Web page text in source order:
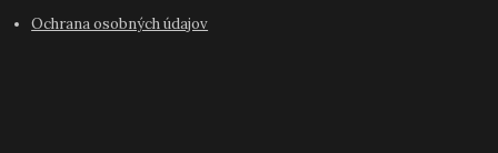
Ochrana osobných údajov